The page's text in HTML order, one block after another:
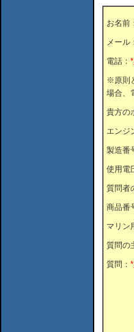
お名前
メール
電話：
※原則
場合、
貴方の
エンジ
製造番
使用電
質問者
商品番
マリン
質問の
質問：